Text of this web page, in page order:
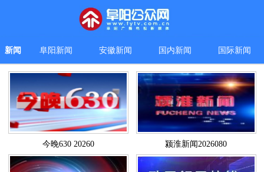
新闻 阜阳新闻 安徽新闻 国内新闻 国际新闻
今晚630 20260 颍淮新闻2026080